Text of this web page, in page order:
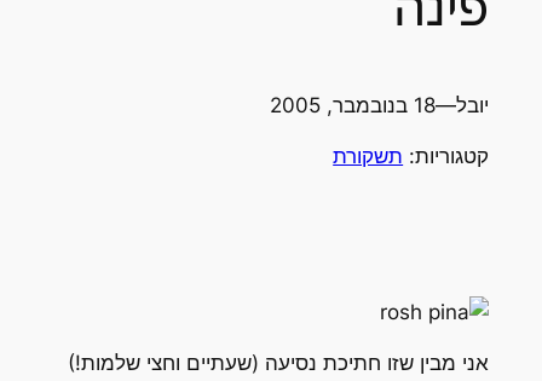
יובל—18 בנובמבר, 2005
קטגוריות: תשקורת
אני מבין שזו חתיכת נסיעה (שעתיים וחצי שלמות!)